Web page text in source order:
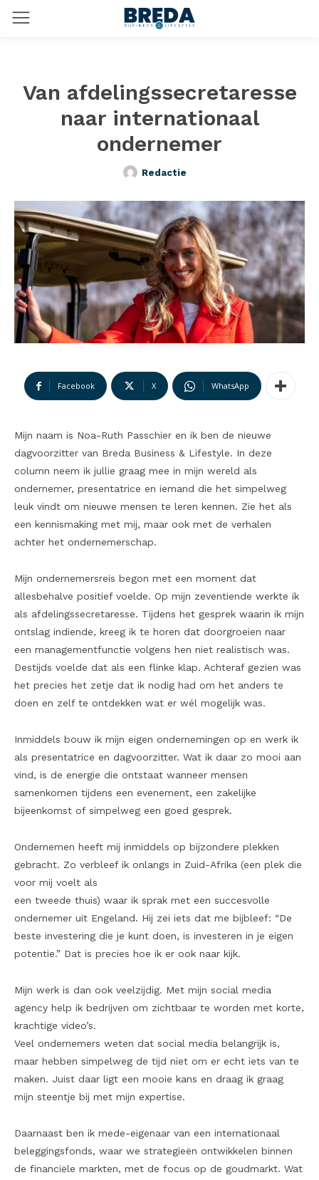
Van afdelingssecretaresse
naar internationaal
ondernemer
Redactie
Facebook X WhatsApp
Mijn naam is Noa-Ruth Passchier en ik ben de nieuwe
dagvoorzitter van Breda Business & Lifestyle. In deze
column neem ik jullie graag mee in mijn wereld als
ondernemer, presentatrice en iemand die het simpelweg
leuk vindt om nieuwe mensen te leren kennen. Zie het als
een kennismaking met mij, maar ook met de verhalen
achter het ondernemerschap.
Mijn ondernemersreis begon met een moment dat
allesbehalve positief voelde. Op mijn zeventiende werkte ik
als afdelingssecretaresse. Tijdens het gesprek waarin ik mijn
ontslag indiende, kreeg ik te horen dat doorgroeien naar
een managementfunctie volgens hen niet realistisch was.
Destijds voelde dat als een flinke klap. Achteraf gezien was
het precies het zetje dat ik nodig had om het anders te
doen en zelf te ontdekken wat er wél mogelijk was.
Inmiddels bouw ik mijn eigen ondernemingen op en werk ik
als presentatrice en dagvoorzitter. Wat ik daar zo mooi aan
vind, is de energie die ontstaat wanneer mensen
samenkomen tijdens een evenement, een zakelijke
bijeenkomst of simpelweg een goed gesprek.
Ondernemen heeft mij inmiddels op bijzondere plekken
gebracht. Zo verbleef ik onlangs in Zuid-Afrika (een plek die
voor mij voelt als
een tweede thuis) waar ik sprak met een succesvolle
ondernemer uit Engeland. Hij zei iets dat me bijbleef: “De
beste investering die je kunt doen, is investeren in je eigen
potentie.” Dat is precies hoe ik er ook naar kijk.
Mijn werk is dan ook veelzijdig. Met mijn social media
agency help ik bedrijven om zichtbaar te worden met korte,
krachtige video’s.
Veel ondernemers weten dat social media belangrijk is,
maar hebben simpelweg de tijd niet om er echt iets van te
maken. Juist daar ligt een mooie kans en draag ik graag
mijn steentje bij met mijn expertise.
Daarnaast ben ik mede-eigenaar van een internationaal
beleggingsfonds, waar we strategieën ontwikkelen binnen
de financiële markten, met de focus op de goudmarkt. Wat